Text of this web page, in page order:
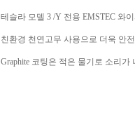
테슬라 모델 3 /Y 전용 EMSTEC 와
친환경 천연고무 사용으로 더욱 안
Graphite 코팅은 적은 물기로 소리